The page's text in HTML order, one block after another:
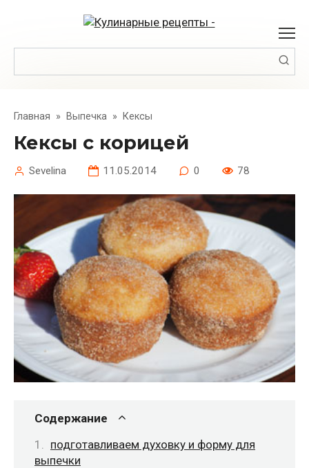
Главная » Выпечка » Кексы
Кексы с корицей
Sevelina 11.05.2014 0 78
Содержание
подготавливаем духовку и форму для
выпечки